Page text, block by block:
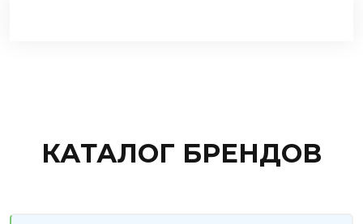
КАТАЛОГ БРЕНДОВ